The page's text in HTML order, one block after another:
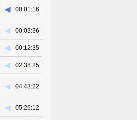
00:01:16
◀︎
00:03:36
◀︎
00:12:35
◀︎
02:38:25
◀︎
04:43:22
◀︎
05:26:12
◀︎